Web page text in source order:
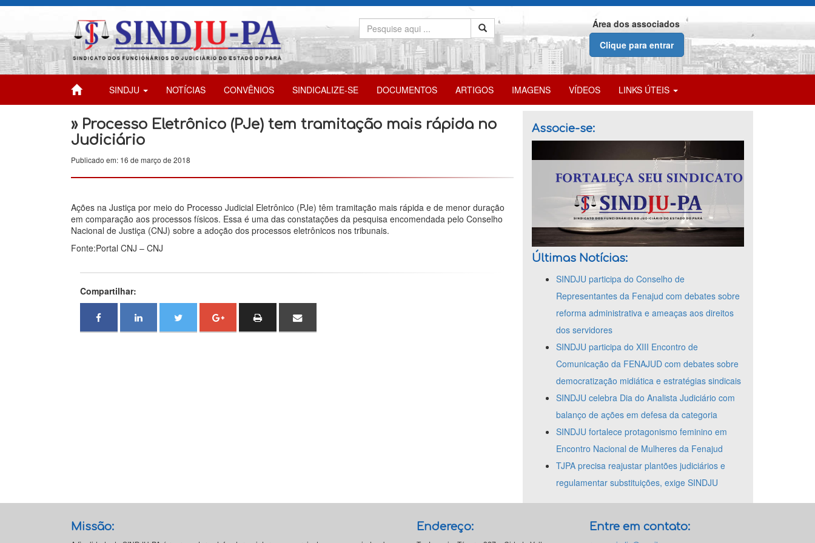
Área dos associados
Clique para entrar
SINDJU NOTÍCIAS CONVÊNIOS SINDICALIZE-SE DOCUMENTOS ARTIGOS IMAGENS VÍDEOS LINKS ÚTEIS
» Processo Eletrônico (PJe) tem tramitação mais rápida no
Judiciário
Publicado em: 16 de março de 2018
Ações na Justiça por meio do Processo Judicial Eletrônico (PJe) têm tramitação mais rápida e de menor duração
em comparação aos processos físicos. Essa é uma das constatações da pesquisa encomendada pelo Conselho
Nacional de Justiça (CNJ) sobre a adoção dos processos eletrônicos nos tribunais.
Fonte:Portal CNJ – CNJ
Compartilhar:
Associe-se:
Últimas Notícias:
SINDJU participa do Conselho de
Representantes da Fenajud com debates sobre
reforma administrativa e ameaças aos direitos
dos servidores
SINDJU participa do XIII Encontro de
Comunicação da FENAJUD com debates sobre
democratização midiática e estratégias sindicais
SINDJU celebra Dia do Analista Judiciário com
balanço de ações em defesa da categoria
SINDJU fortalece protagonismo feminino em
Encontro Nacional de Mulheres da Fenajud
TJPA precisa reajustar plantões judiciários e
regulamentar substituições, exige SINDJU
Missão: Endereço: Entre em contato: